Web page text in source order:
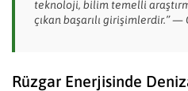
teknoloji, bilim temelli
çıkan başarılı girişimlerdir.”—
Rüzgar Enerjisinde